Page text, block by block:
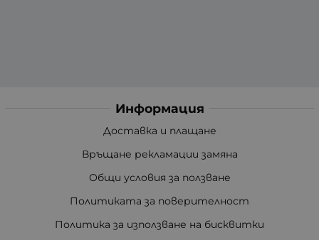
Информация
Доставка и плащане
Връщане рекламации замяна
Общи условия за ползване
Политиката за поверителност
Политика за използване на бисквитки